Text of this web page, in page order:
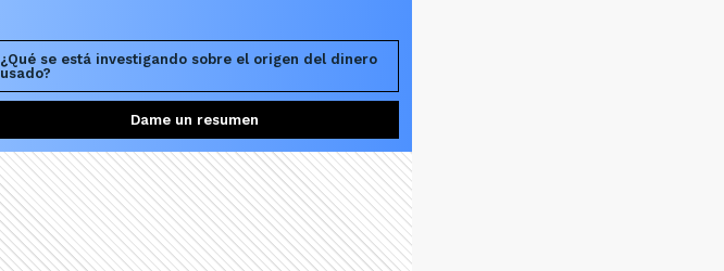
¿Qué se está investigando sobre el origen del dinero
usado?
Dame un resumen